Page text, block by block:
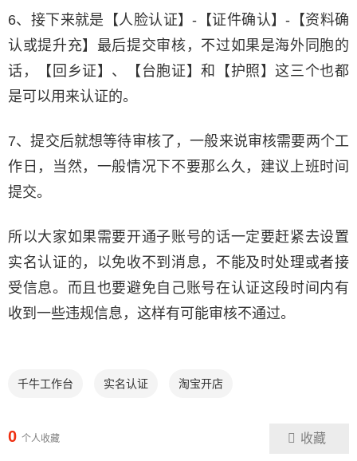
6、接下来就是【人脸认证】-【证件确认】-【资料确
认或提升充】最后提交审核，不过如果是海外同胞的
话，【回乡证】、【台胞证】和【护照】这三个也都
是可以用来认证的。
7、提交后就想等待审核了，一般来说审核需要两个工
作日，当然，一般情况下不要那么久，建议上班时间
提交。
所以大家如果需要开通子账号的话一定要赶紧去设置
实名认证的，以免收不到消息，不能及时处理或者接
受信息。而且也要避免自己账号在认证这段时间内有
收到一些违规信息，这样有可能审核不通过。
千牛工作台 实名认证 淘宝开店
0 个人收藏 收藏